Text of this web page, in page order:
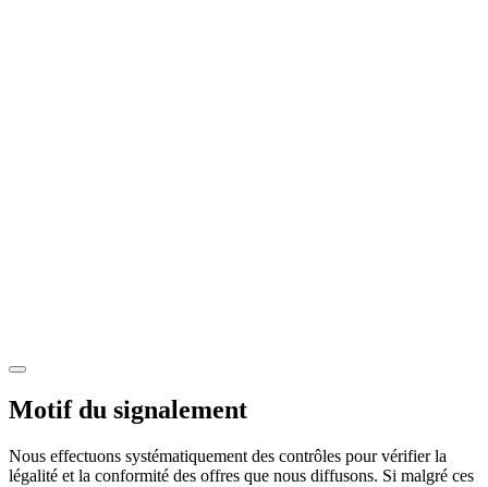
Motif du signalement
Nous effectuons systématiquement des contrôles pour vérifier la
légalité et la conformité des offres que nous diffusons. Si malgré ces